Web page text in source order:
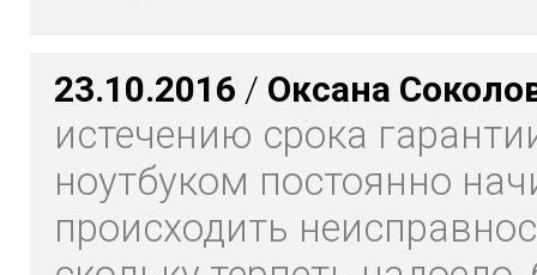
23.10.2016 / Оксана
истечению срока
ноутбуком постоянно
происходить